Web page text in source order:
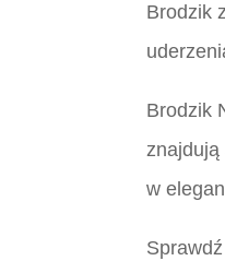
Brodzik
Brodzik
znajdują
w